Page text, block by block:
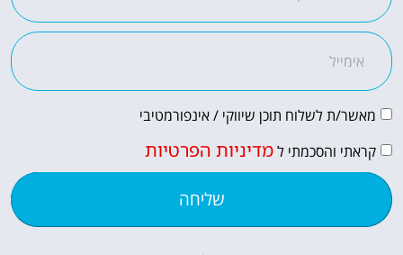
מאשר/ת לשלוח תוכן שיווקי / אינפורמטיבי
קראתי והסכמתי למדיניות הפרטיות
שליחה